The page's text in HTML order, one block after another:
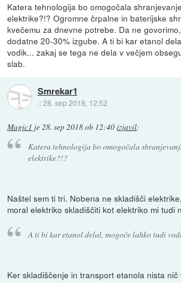
Katera tehnologija bo omogočala
elektrike?!? Ogromne črpalne in baterijske
kvečemu za dnevne potrebe. Da ne
dodatne 20-30% izgube. A ti bi kar etanol
vodik... zakaj se tega ne dela v večjem
slab.
Smrekar1
::28. sep 2018, 12:52
Magic1 je 28. sep 2018 ob 12:40izjavil:
Katera tehnologija bo omogočala
elektrike?!?
Naštel sem ti tri. Nobena ne skladišči
moral elektriko skladiščiti kot elektriko mi tudi
A ti bi kar etanol delal, mogoče lahko tudi
Ker skladiščenje in transport etanola nista